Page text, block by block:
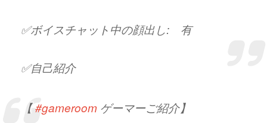
✅ボイスチャット中の顔出し: 有
✅自己紹介
スでのみなので仲良くしてください〜?
https://t.co/FyTeiXjzIf
【#gameroom ゲーマーご紹介】